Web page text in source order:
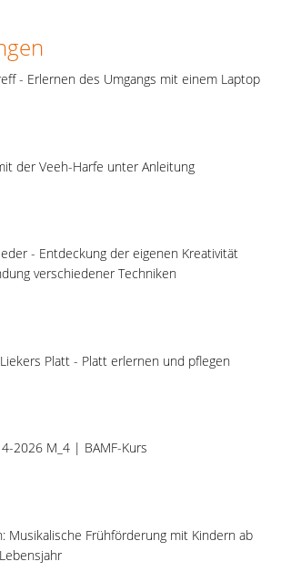
- Erlernen des Umgangs mit einem Laptop
der Veeh-Harfe unter Anleitung
- Entdeckung der eigenen Kreativität
verschiedener Techniken
Platt - Platt erlernen und pflegen
2026 M_4 | BAMF-Kurs
Musikalische Frühförderung mit Kindern ab